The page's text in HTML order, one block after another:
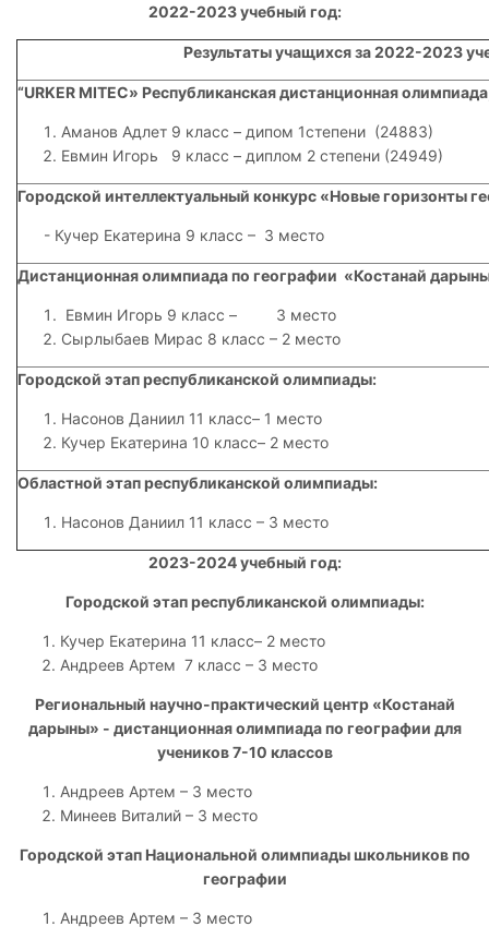
2022-2023 учебный год:
Результаты учащихся за 2022-2023
“URKER MITEC» Республиканская дистанционная
Аманов Адлет 9 класс – дипом 1степени (24883)
Евмин Игорь 9 класс – диплом 2 степени (24949)
Городской интеллектуальный конкурс «Новые горизонты
- Кучер Екатерина 9 класс – 3 место
Дистанционная олимпиада по географии «Костанай
Евмин Игорь 9 класс – 3 место
Сырлыбаев Мирас 8 класс – 2 место
Городской этап республиканской олимпиады:
Насонов Даниил 11 класс– 1 место
Кучер Екатерина 10 класс– 2 место
Областной этап республиканской олимпиады:
Насонов Даниил 11 класс – 3 место
2023-2024учебный год:
Городской этап республиканской олимпиады:
Кучер Екатерина 11 класс– 2 место
Андреев Артем 7 класс – 3 место
Региональный научно-практический центр «Костанай
дарыны» - дистанционная олимпиада по географии для
учеников 7-10 классов
Андреев Артем – 3 место
Минеев Виталий – 3 место
Городской этап Национальной олимпиады школьников по
географии
Андреев Артем – 3 место